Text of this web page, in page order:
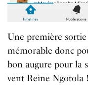
Une première
mémorable donc
bon augure pour la
vent Reine Ngotola !